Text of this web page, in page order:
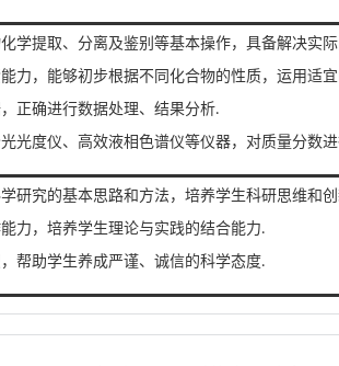
化学提取、分离及鉴别等基本操作，具备解决实
能力，能够初步根据不同化合物的性质，运用适
，正确进行数据处理、结果分析.
光光度仪、高效液相色谱仪等仪器，对质量分数
学研究的基本思路和方法，培养学生科研思维和
能力，培养学生理论与实践的结合能力.
，帮助学生养成严谨、诚信的科学态度.